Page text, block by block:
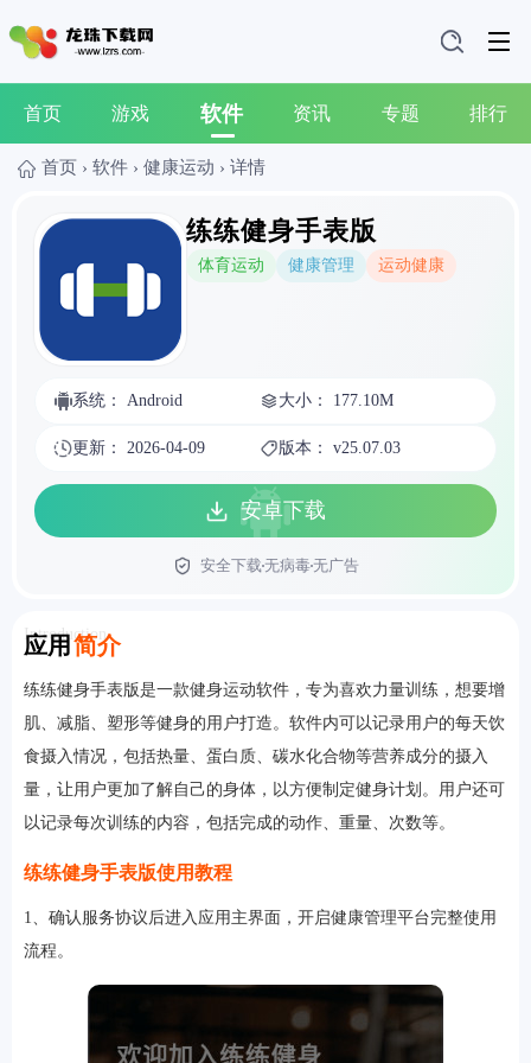
首页 游戏 软件 资讯 专题 排行
首页 › 软件 › 健康运动 › 详情
练练健身手表版
体育运动 健康管理 运动健康
系统： Android 大小： 177.10M
更新： 2026-04-09 版本： v25.07.03
安卓下载
安全下载无病毒无广告
应用 简介
Introduction
练练健身手表版是一款健身运动软件，专为喜欢力量训练，想要增
肌、减脂、塑形等健身的用户打造。软件内可以记录用户的每天饮
食摄入情况，包括热量、蛋白质、碳水化合物等营养成分的摄入
量，让用户更加了解自己的身体，以方便制定健身计划。用户还可
以记录每次训练的内容，包括完成的动作、重量、次数等。
练练健身手表版使用教程
1、确认服务协议后进入应用主界面，开启健康管理平台完整使用
流程。